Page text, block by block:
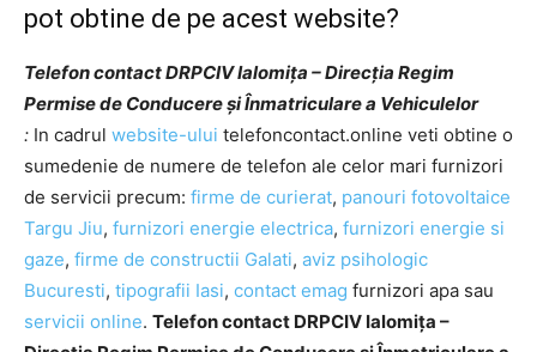
pot obtine de pe acest website?
Telefon contact DRPCIV Ialomița – Direcția Regim
Permise de Conducere și Înmatriculare a Vehiculelor
: In cadrul website-ului telefoncontact.online veti obtine o
sumedenie de numere de telefon ale celor mari furnizori
de servicii precum: firme de curierat, panouri fotovoltaice
Targu Jiu, furnizori energie electrica, furnizori energie si
gaze, firme de constructii Galati, aviz psihologic
Bucuresti, tipografii Iasi, contact emag furnizori apa sau
servicii online. Telefon contact DRPCIV Ialomița –